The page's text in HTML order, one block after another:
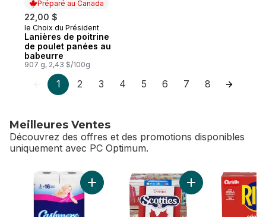
Préparé au Canada
22,00 $
Préparé au Canada
le Choix du Président
Lanières de poitrine
de poulet panées au
babeurre
907 g, 2,43 $/100g
1 2 3 4 5 6 7 8
Meilleures Ventes
Découvrez des offres et des promotions disponibles
uniquement avec PC Optimum.
sauter Meilleures Ventes
Ajouter Papier hygiénique, 8 rouleaux,
Ajouter Boîte de